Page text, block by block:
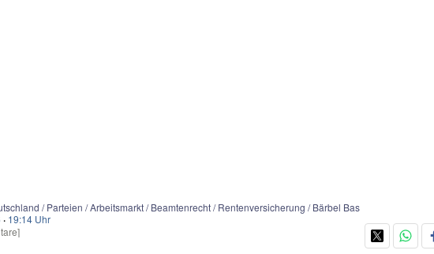
/ Parteien / Arbeitsmarkt / Beamtenrecht / Rentenversicherung / Bärbel Bas
· 19:14 Uhr